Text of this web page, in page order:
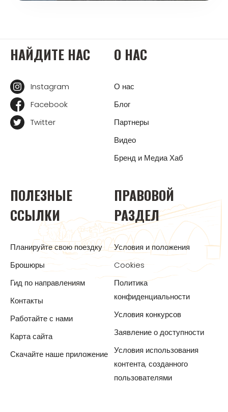
НАЙДИТЕ НАС
Instagram
Facebook
Twitter
О НАС
О нас
Блог
Партнеры
Видео
Бренд и Медиа Хаб
ПОЛЕЗНЫЕ
ССЫЛКИ
Планируйте свою поездку
Брошюры
Гид по направлениям
Контакты
Работайте с нами
Карта сайта
Скачайте наше приложение
ПРАВОВОЙ
РАЗДЕЛ
Условия и положения
Cookies
Политика
конфиденциальности
Условия конкурсов
Заявление о доступности
Условия использования
контента, созданного
пользователями